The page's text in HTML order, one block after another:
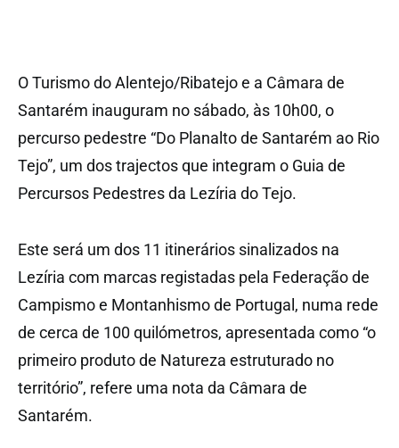
O Turismo do Alentejo/Ribatejo e a Câmara de
Santarém inauguram no sábado, às 10h00, o
percurso pedestre “Do Planalto de Santarém ao Rio
Tejo”, um dos trajectos que integram o Guia de
Percursos Pedestres da Lezíria do Tejo.
Este será um dos 11 itinerários sinalizados na
Lezíria com marcas registadas pela Federação de
Campismo e Montanhismo de Portugal, numa rede
de cerca de 100 quilómetros, apresentada como “o
primeiro produto de Natureza estruturado no
território”, refere uma nota da Câmara de
Santarém.